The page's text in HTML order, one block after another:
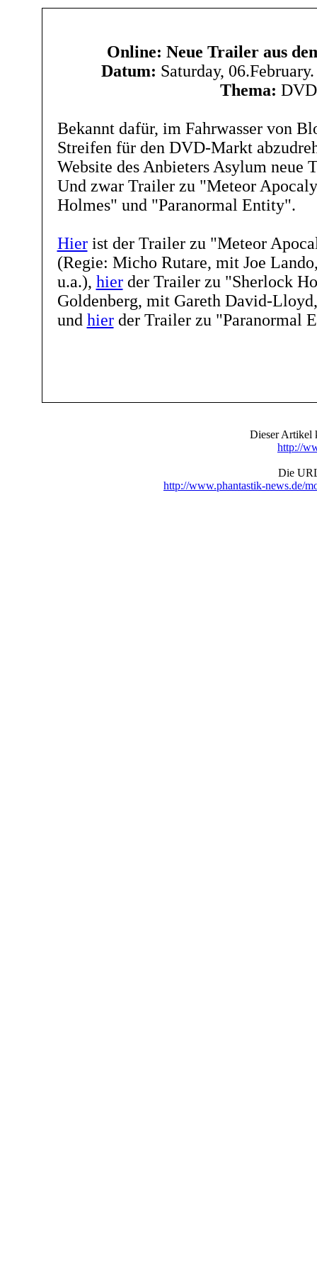
Online: Neue Trailer aus
Datum: Saturday,
Thema: DVD
Bekannt dafür, im Fahrwasser von
Streifen für den DVD-Markt
Website des Anbieters Asylum neue
Und zwar Trailer zu "Meteor
Holmes" und "Paranormal Entity".
Hierist der Trailer zu "Meteor
(Regie: Micho Rutare, mit Joe
u.a.), hierder Trailer zu "Sherlock
Goldenberg, mit Gareth David-
und hierder Trailer zu "Paranormal
Dieser Artikel
http://
Die
http://www.phantastik-news.de/